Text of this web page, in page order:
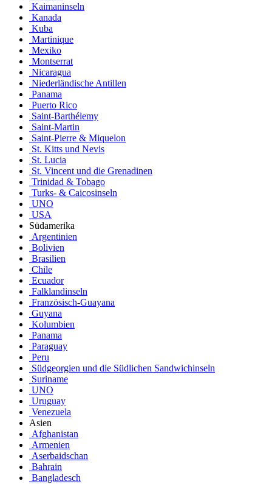
Kaimaninseln
Kanada
Kuba
Martinique
Mexiko
Montserrat
Nicaragua
Niederländische Antillen
Panama
Puerto Rico
Saint-Barthélemy
Saint-Martin
Saint-Pierre & Miquelon
St. Kitts und Nevis
St. Lucia
St. Vincent und die Grenadinen
Trinidad & Tobago
Turks- & Caicosinseln
UNO
USA
Südamerika
Argentinien
Bolivien
Brasilien
Chile
Ecuador
Falklandinseln
Französisch-Guayana
Guyana
Kolumbien
Panama
Paraguay
Peru
Südgeorgien und die Südlichen Sandwichinseln
Suriname
UNO
Uruguay
Venezuela
Asien
Afghanistan
Armenien
Aserbaidschan
Bahrain
Bangladesch